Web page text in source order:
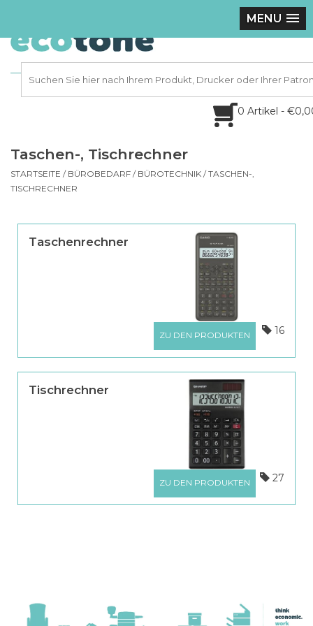
MENU
0 Artikel -
Taschen-, Tischrechner
STARTSEITE / BÜROBEDARF / BÜROTECHNIK /TASCHEN-,
TISCHRECHNER
Taschenrechner
ZU DEN PRODUKTEN 16
Tischrechner
ZU DEN PRODUKTEN 27